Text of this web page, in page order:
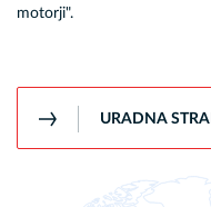
motorji".
URADNA